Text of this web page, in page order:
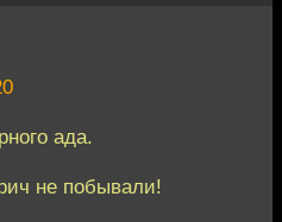
ада.
не побывали!